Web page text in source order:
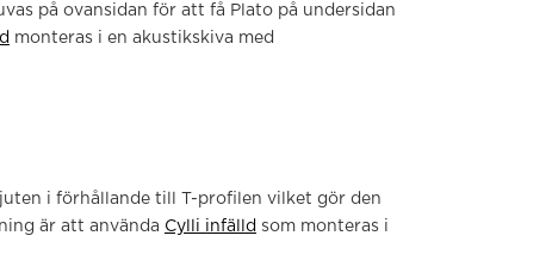
på ovansidan för att få Plato på undersidan
monteras i en akustikskiva med
i förhållande till T-profilen vilket gör den
är att använda Cylli infälld som monteras i